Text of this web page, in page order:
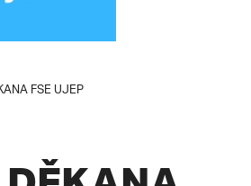
FSE UJEP